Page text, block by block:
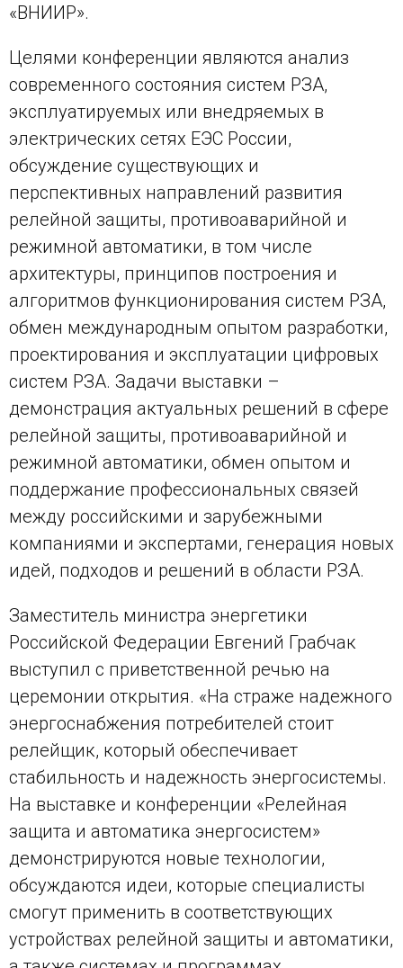
«ВНИИР».
Целями конференции являются анализ
современного состояния систем РЗА,
эксплуатируемых или внедряемых в
электрических сетях ЕЭС России,
обсуждение существующих и
перспективных направлений развития
релейной защиты, противоаварийной и
режимной автоматики, в том числе
архитектуры, принципов построения и
алгоритмов функционирования систем РЗА,
обмен международным опытом разработки,
проектирования и эксплуатации цифровых
систем РЗА. Задачи выставки –
демонстрация актуальных решений в сфере
релейной защиты, противоаварийной и
режимной автоматики, обмен опытом и
поддержание профессиональных связей
между российскими и зарубежными
компаниями и экспертами, генерация новых
идей, подходов и решений в области РЗА.
Заместитель министра энергетики
Российской Федерации Евгений Грабчак
выступил с приветственной речью на
церемонии открытия. «На страже надежного
энергоснабжения потребителей стоит
релейщик, который обеспечивает
стабильность и надежность энергосистемы.
На выставке и конференции «Релейная
защита и автоматика энергосистем»
демонстрируются новые технологии,
обсуждаются идеи, которые специалисты
смогут применить в соответствующих
устройствах релейной защиты и автоматики,